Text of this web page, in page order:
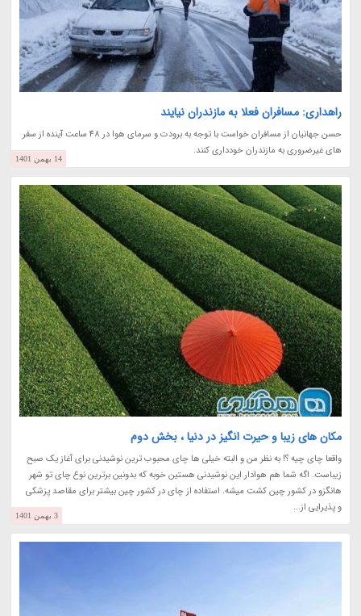
راهداری: مسافران فعلا به مازندران نیایند
حسن جهانیان از مسافران خواست با توجه به برودت و سرمای هوا در 48 ساعت آینده از سفر
های غیرضروری به مازندران خودداری کنند.
14 بهمن 1401
مکان های زیبا و حیرت انگیز در دنیا ، بخش دوم
واقعا چای چیه ؟! به نظر من و البته خیلی ها چای محبوب ترین نوشیدنی برای آغاز یک صبح
زیباست. اگه شما هم هوادار این نوشیدنی هستین خوبه که بدونین برترین نوع چای تو شهر
هانگزو در کشور چین کشت میشه. استفاده از چای در کشور چین بیشتر برای مقاصد پزشکی
و پذیرایی از...
3 بهمن 1401